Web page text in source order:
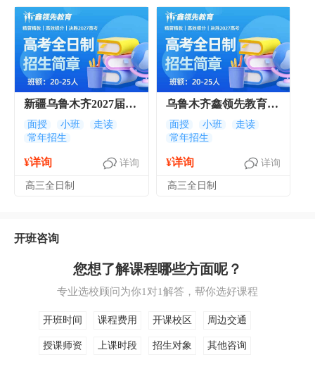
新疆乌鲁木齐2027届高
三高考全日制冲刺班招
生简章
面授 小班
走读
常年招生
¥详询 详询
高三全日制
乌鲁木齐鑫领先教育高
三全日制文化课辅导
查漏补缺备战高考
面授 小班
走读
常年招生
¥详询 详询
高三全日制
开班咨询
您想了解课程哪些方面呢？
专业选校顾问为你1对1解答，帮你选好课程
开班时间 课程费用 开课校区 周边交通
授课师资 上课时段 招生对象 其他咨询